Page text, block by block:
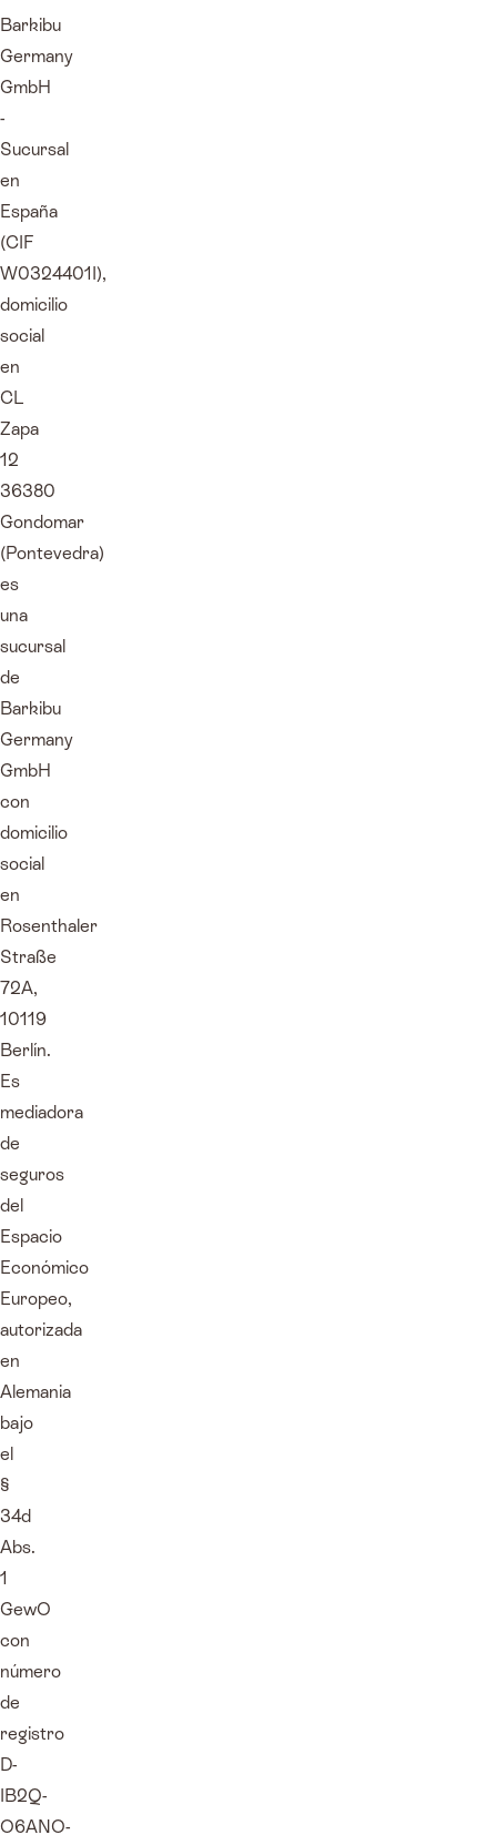
Barkibu
Germany
GmbH
-
Sucursal
en
España
(CIF
W0324401I),
domicilio
social
en
CL
Zapa
12
36380
Gondomar
(Pontevedra)
es
una
sucursal
de
Barkibu
Germany
GmbH
con
domicilio
social
en
Rosenthaler
Straße
72A,
10119
Berlín.
Es
mediadora
de
seguros
del
Espacio
Económico
Europeo,
autorizada
en
Alemania
bajo
el
§
34d
Abs.
1
GewO
con
número
de
registro
D-
IB2Q-
O6ANO-